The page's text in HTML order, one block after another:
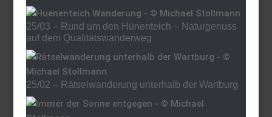
25/03 – Rund um den Hünenteich – Naturgenuss
auf dem Qualitätswanderweg
25/02 – Rätselwanderung unterhalb der Wartburg